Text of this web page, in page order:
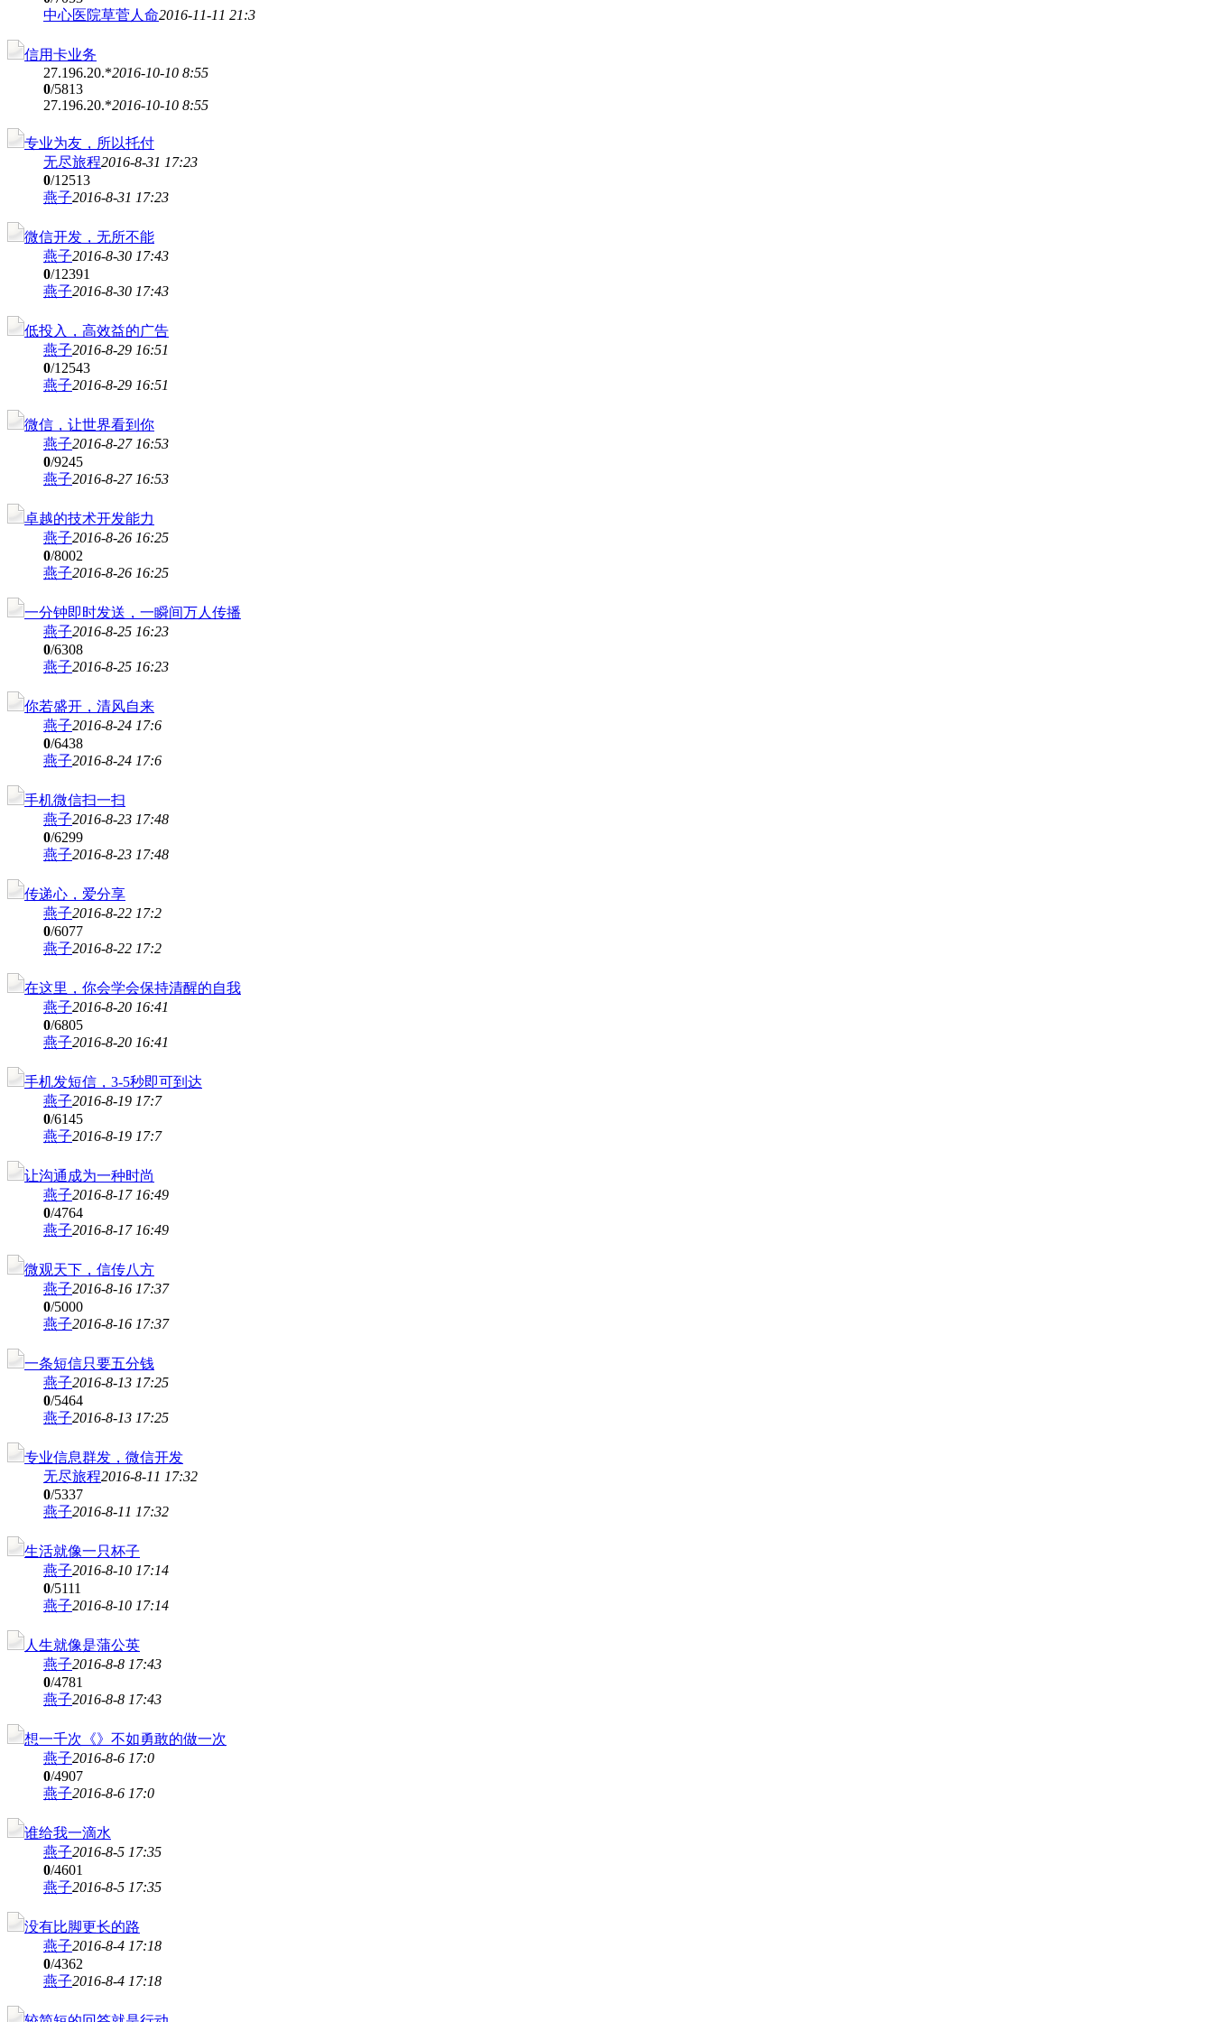
中心医院草菅人命2016-11-11 21:3
信用卡业务
27.196.20.*2016-10-10 8:55
0/5813
27.196.20.*2016-10-10 8:55
专业为友，所以托付
无尽旅程2016-8-31 17:23
0/12513
燕子2016-8-31 17:23
微信开发，无所不能
燕子2016-8-30 17:43
0/12391
燕子2016-8-30 17:43
低投入，高效益的广告
燕子2016-8-29 16:51
0/12543
燕子2016-8-29 16:51
微信，让世界看到你
燕子2016-8-27 16:53
0/9245
燕子2016-8-27 16:53
卓越的技术开发能力
燕子2016-8-26 16:25
0/8002
燕子2016-8-26 16:25
一分钟即时发送，一瞬间万人传播
燕子2016-8-25 16:23
0/6308
燕子2016-8-25 16:23
你若盛开，清风自来
燕子2016-8-24 17:6
0/6438
燕子2016-8-24 17:6
手机微信扫一扫
燕子2016-8-23 17:48
0/6299
燕子2016-8-23 17:48
传递心，爱分享
燕子2016-8-22 17:2
0/6077
燕子2016-8-22 17:2
在这里，你会学会保持清醒的自我
燕子2016-8-20 16:41
0/6805
燕子2016-8-20 16:41
手机发短信，3-5秒即可到达
燕子2016-8-19 17:7
0/6145
燕子2016-8-19 17:7
让沟通成为一种时尚
燕子2016-8-17 16:49
0/4764
燕子2016-8-17 16:49
微观天下，信传八方
燕子2016-8-16 17:37
0/5000
燕子2016-8-16 17:37
一条短信只要五分钱
燕子2016-8-13 17:25
0/5464
燕子2016-8-13 17:25
专业信息群发，微信开发
无尽旅程2016-8-11 17:32
0/5337
燕子2016-8-11 17:32
生活就像一只杯子
燕子2016-8-10 17:14
0/5111
燕子2016-8-10 17:14
人生就像是蒲公英
燕子2016-8-8 17:43
0/4781
燕子2016-8-8 17:43
想一千次《》不如勇敢的做一次
燕子2016-8-6 17:0
0/4907
燕子2016-8-6 17:0
谁给我一滴水
燕子2016-8-5 17:35
0/4601
燕子2016-8-5 17:35
没有比脚更长的路
燕子2016-8-4 17:18
0/4362
燕子2016-8-4 17:18